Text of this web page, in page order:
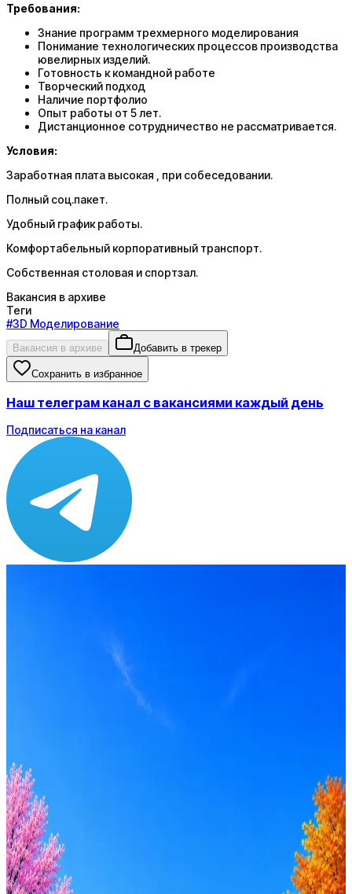
Требования:
Знание программ трехмерного моделирования
Понимание технологических процессов производства
ювелирных изделий.
Готовность к командной работе
Творческий подход
Наличие портфолио
Опыт работы от 5 лет.
Дистанционное сотрудничество не рассматривается.
Условия:
Заработная плата высокая , при собеседовании.
Полный соц.пакет.
Удобный график работы.
Комфортабельный корпоративный транспорт.
Собственная столовая и спортзал.
Вакансия в архиве
Теги
#3D Моделирование
Вакансия в архиве Добавить в трекер
Сохранить в избранное
Наш телеграм канал с вакансиями каждый день
Подписаться на канал
Оффер быстрее с Эйч